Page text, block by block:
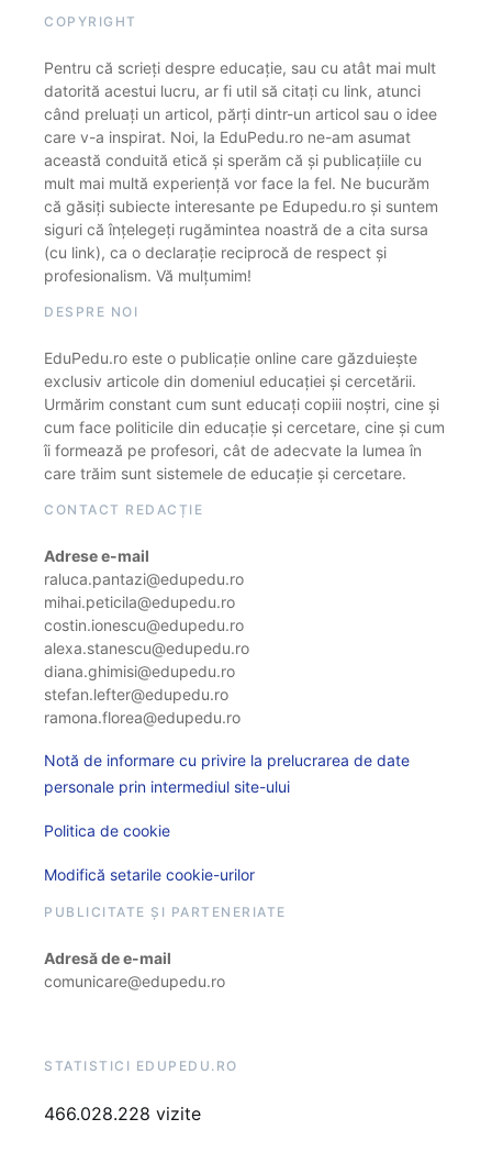
COPYRIGHT
Pentru că scrieți despre educație, sau cu atât mai mult
datorită acestui lucru, ar fi util să citați cu link, atunci
când preluați un articol, părți dintr-un articol sau o idee
care v-a inspirat. Noi, la EduPedu.ro ne-am asumat
această conduită etică și sperăm că și publicațiile cu
mult mai multă experiență vor face la fel. Ne bucurăm
că găsiți subiecte interesante pe Edupedu.ro și suntem
siguri că înțelegeți rugămintea noastră de a cita sursa
(cu link), ca o declarație reciprocă de respect și
profesionalism. Vă mulțumim!
DESPRE NOI
EduPedu.ro este o publicație online care găzduiește
exclusiv articole din domeniul educației și cercetării.
Urmărim constant cum sunt educați copiii noștri, cine și
cum face politicile din educație și cercetare, cine și cum
îi formează pe profesori, cât de adecvate la lumea în
care trăim sunt sistemele de educație și cercetare.
CONTACT REDACȚIE
Adrese e-mail
raluca.pantazi@edupedu.ro
mihai.peticila@edupedu.ro
costin.ionescu@edupedu.ro
alexa.stanescu@edupedu.ro
diana.ghimisi@edupedu.ro
stefan.lefter@edupedu.ro
ramona.florea@edupedu.ro
Notă de informare cu privire la prelucrarea de date
personale prin intermediul site-ului
Politica de cookie
Modifică setarile cookie-urilor
PUBLICITATE ȘI PARTENERIATE
Adresă de e-mail
comunicare@edupedu.ro
STATISTICI EDUPEDU.RO
466.028.228 vizite